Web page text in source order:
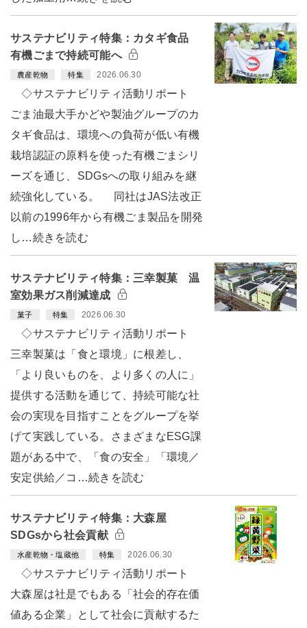
サステナビリティ特集：カタギ食品
有機ごまで持続可能へ
農産乾物 特集 2026.06.30
◇サステナビリティ活動リポート
ごま油最大手かどや製油グループのカ
タギ食品は、環境への負荷が低い有機
栽培認証の原料を使った有機ごまシリ
ーズを通じ、SDGsへの取り組みを継
続強化している。 同社はJAS法改正
以前の1996年から有機ごま製品を開発
し…続きを読む
サステナビリティ特集：三幸製菓 温
室効果ガス削減達成
菓子 特集 2026.06.30
◇サステナビリティ活動リポート
三幸製菓は「食と環境」に根差し、
「より良いものを、より多くの人に」
提供する活動を通じて、持続可能な社
会の実現を目指すことをグループを挙
げて実践している。さまざまなESG課
題がある中で、「食の安全」「環境／
安定供給／コ…続きを読む
サステナビリティ特集：大森屋
SDGsから社会貢献
水産乾物・塩蔵他 特集 2026.06.30
◇サステナビリティ活動リポート
大森屋は社是でもある「社会的存在価
値ある企業」として社会に貢献するた